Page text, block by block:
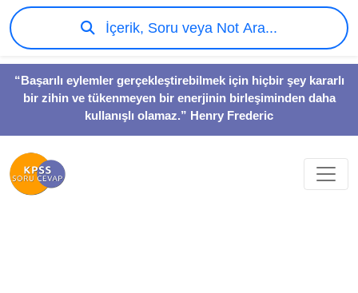
“Başarılı eylemler gerçekleştirebilmek için hiçbir şey kararlı
bir zihin ve tükenmeyen bir enerjinin birleşiminden daha
kullanışlı olamaz.” Henry Frederic
İçerik, Soru veya Not Ara...